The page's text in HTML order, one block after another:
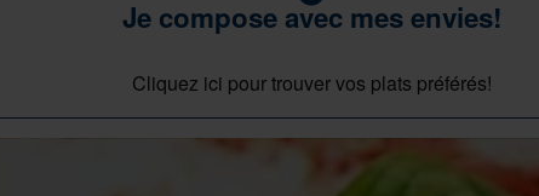
Je compose avec mes envies!
Cliquez ici pour trouver vos plats préférés!